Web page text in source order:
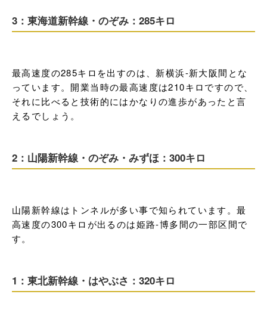
3：東海道新幹線・のぞみ：285キロ
最高速度の285キロを出すのは、新横浜-新大阪間とな
っています。開業当時の最高速度は210キロですので、
それに比べると技術的にはかなりの進歩があったと言
えるでしょう。
2：山陽新幹線・のぞみ・みずほ：300キロ
山陽新幹線はトンネルが多い事で知られています。最
高速度の300キロが出るのは姫路-博多間の一部区間で
す。
1：東北新幹線・はやぶさ：320キロ